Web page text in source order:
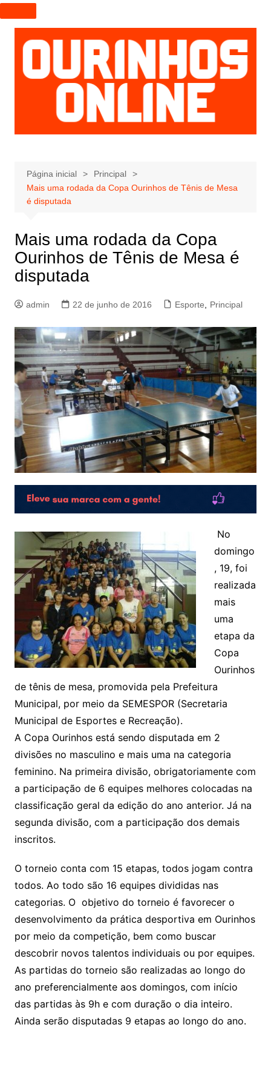
I
r
p
a
r
a
e
ú
d
Página inicial
Principal
Mais uma rodada da Copa Ourinhos de Tênis de Mesa
é disputada
Mais uma rodada da Copa
Ourinhos de Tênis de Mesa é
disputada
admin 22 de junho de 2016 Esporte Principal
No
domingo
, 19, foi
realizada
mais
uma
etapa da
Copa
Ourinhos
de tênis de mesa, promovida pela Prefeitura
Municipal, por meio da SEMESPOR (Secretaria
Municipal de Esportes e Recreação).
A Copa Ourinhos está sendo disputada em 2
divisões no masculino e mais uma na categoria
feminino. Na primeira divisão, obrigatoriamente com
a participação de 6 equipes melhores colocadas na
classificação geral da edição do ano anterior. Já na
segunda divisão, com a participação dos demais
inscritos.
O torneio conta com 15 etapas, todos jogam contra
todos. Ao todo são 16 equipes divididas nas
categorias. O objetivo do torneio é favorecer o
desenvolvimento da prática desportiva em Ourinhos
por meio da competição, bem como buscar
descobrir novos talentos individuais ou por equipes.
As partidas do torneio são realizadas ao longo do
ano preferencialmente aos domingos, com início
das partidas às 9h e com duração o dia inteiro.
Ainda serão disputadas 9 etapas ao longo do ano.